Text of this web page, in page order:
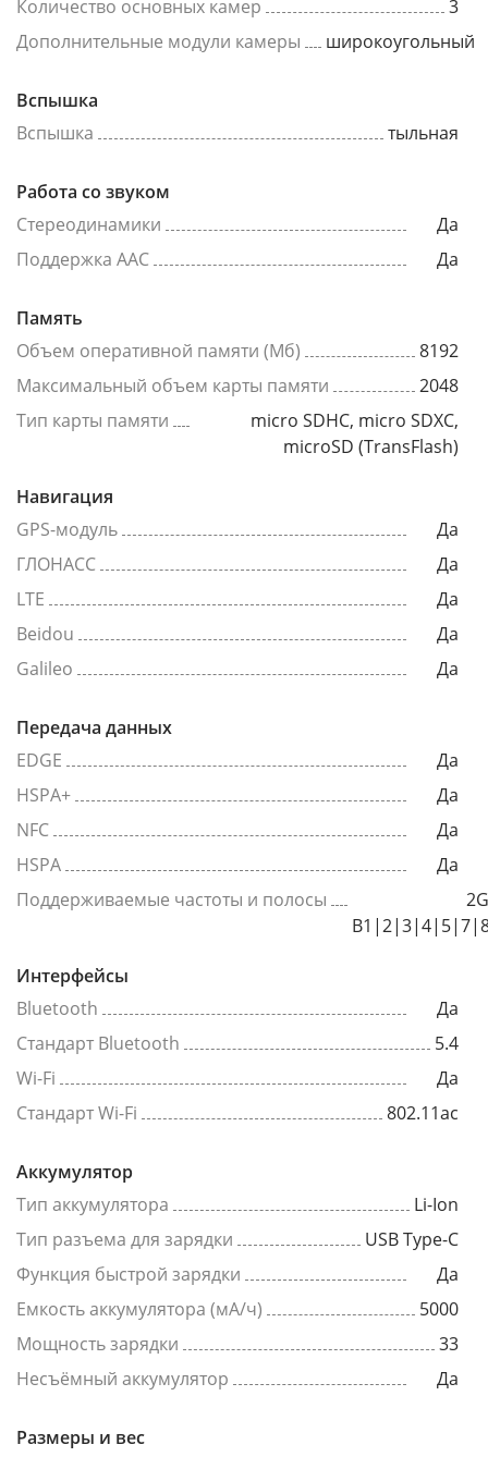
Количество основных камер
3
Дополнительные модули камеры
широкоугольный
Вспышка
Вспышка
тыльная
Работа со звуком
Стереодинамики
Да
Поддержка AAC
Да
Память
Объем оперативной памяти (Мб)
8192
Максимальный объем карты памяти
2048
Тип карты памяти
micro SDHC, micro SDXC,
microSD (TransFlash)
Навигация
GPS-модуль
Да
ГЛОНАСС
Да
LTE
Да
Beidou
Да
Galileo
Да
Передача данных
EDGE
Да
HSPA+
Да
NFC
Да
HSPA
Да
Поддерживаемые частоты и полосы
Интерфейсы
Bluetooth
Да
Стандарт Bluetooth
5.4
Wi-Fi
Да
Стандарт Wi-Fi
802.11ac
Аккумулятор
Тип аккумулятора
Li-Ion
Тип разъема для зарядки
USB Type-C
Функция быстрой зарядки
Да
Емкость аккумулятора (мА/ч)
5000
Мощность зарядки
33
Несъёмный аккумулятор
Да
Размеры и вес